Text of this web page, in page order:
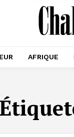
AFRIQUE